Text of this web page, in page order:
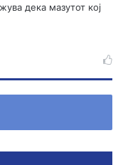
дека мазутот кој